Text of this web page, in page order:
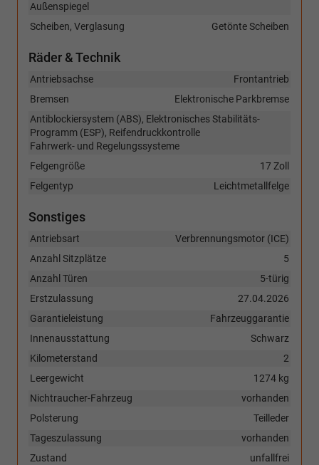
Außenspiegel
Getönte Scheiben
Scheiben, Verglasung
Räder & Technik
Frontantrieb
Antriebsachse
Elektronische Parkbremse
Bremsen
Antiblockiersystem (ABS), Elektronisches Stabilitäts-
Programm (ESP), Reifendruckkontrolle
Fahrwerk- und Regelungssysteme
17 Zoll
Felgengröße
Leichtmetallfelge
Felgentyp
Sonstiges
Verbrennungsmotor (ICE)
Antriebsart
5
Anzahl Sitzplätze
5-türig
Anzahl Türen
27.04.2026
Erstzulassung
Fahrzeuggarantie
Garantieleistung
Schwarz
Innenausstattung
2
Kilometerstand
1274 kg
Leergewicht
vorhanden
Nichtraucher-Fahrzeug
Teilleder
Polsterung
vorhanden
Tageszulassung
unfallfrei
Zustand